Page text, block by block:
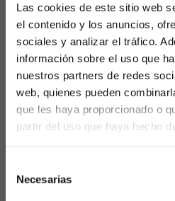
Las cookies de este sitio web
el contenido y los anuncios,
sociales y analizar el tráfico.
información sobre el uso que
nuestros partners de redes
web, quienes pueden
que les haya proporcionado o
partir del uso que haya hecho
NecesariasSÍ, SOY MAYOR
Relevo a Víctor
revolución en
deportiva
La llegada de Cordón
Víctor Orta, cuya etapa ha
errores en los fichajes,
entrenador y una gestión
rozar el descenso y a
mercado. El nuevo director